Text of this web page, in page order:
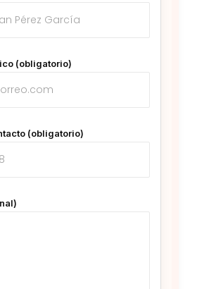
(obligatorio)
(obligatorio)